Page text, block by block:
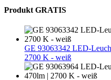
Produkt GRATIS
GE 93063342 LED-
2700 K - weiß